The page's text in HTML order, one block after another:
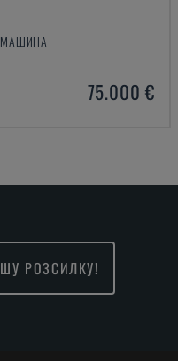
75.000 €
РОЗСИЛКУ!